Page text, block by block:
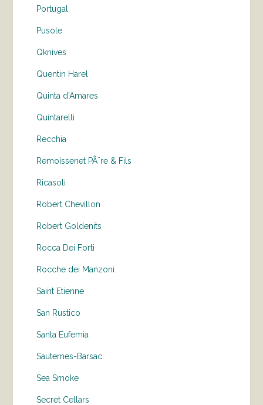
Portugal
Pusole
Qknives
Quentin Harel
Quinta d'Amares
Quintarelli
Recchia
Remoissenet PÃ¨re & Fils
Ricasoli
Robert Chevillon
Robert Goldenits
Rocca Dei Forti
Rocche dei Manzoni
Saint Etienne
San Rustico
Santa Eufemia
Sauternes-Barsac
Sea Smoke
Secret Cellars